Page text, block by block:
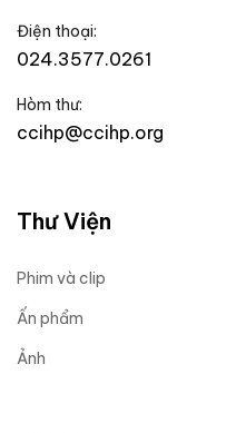
Điện thoại:
024.3577.0261
Hòm thư:
ccihp@ccihp.org
Thư Viện
Phim và clip
Ấn phẩm
Ảnh